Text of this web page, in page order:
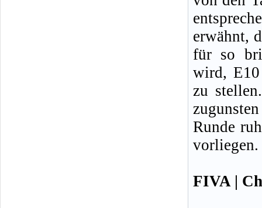
erwähnt,
für so
wird,
zu
Runde
vorliegen.
FIVA |